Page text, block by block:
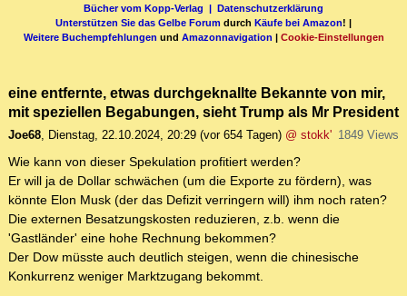
Bücher vom Kopp-Verlag | Datenschutzerklärung
Unterstützen Sie das Gelbe Forum durch Käufe bei Amazon! |
Weitere Buchempfehlungen und Amazonnavigation | Cookie-Einstellungen
eine entfernte, etwas durchgeknallte Bekannte von mir,
mit speziellen Begabungen, sieht Trump als Mr President
Joe68, Dienstag, 22.10.2024, 20:29 (vor 654 Tagen) @ stokk' 1849 Views
Wie kann von dieser Spekulation profitiert werden?
Er will ja de Dollar schwächen (um die Exporte zu fördern), was
könnte Elon Musk (der das Defizit verringern will) ihm noch raten?
Die externen Besatzungskosten reduzieren, z.b. wenn die
'Gastländer' eine hohe Rechnung bekommen?
Der Dow müsste auch deutlich steigen, wenn die chinesische
Konkurrenz weniger Marktzugang bekommt.